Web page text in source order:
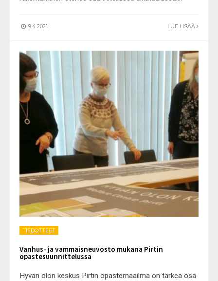
9.4.2021 LUE LISÄÄ
TIEDOTTEET
Vanhus- ja vammaisneuvosto mukana Pirtin
opastesuunnittelussa
Hyvän olon keskus Pirtin opastemaailma on tärkeä osa